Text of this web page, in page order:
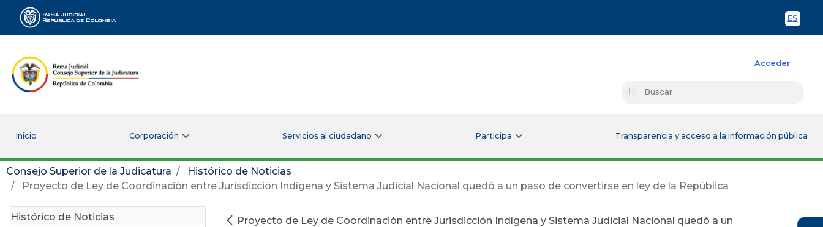
ES
Rama Judicial
Acceder
Buscar
Inicio Corporación Servicios al ciudadano Participa Transparencia y acceso a la información pública
Consejo Superior de la Judicatura
Histórico de Noticias
Proyecto de Ley de Coordinación entre Jurisdicción Indígena y Sistema Judicial Nacional quedó a un paso de convertirse en ley de la República
Histórico de Noticias
Proyecto de Ley de Coordinación entre Jurisdicción Indígena y Sistema Judicial Nacional quedó a un